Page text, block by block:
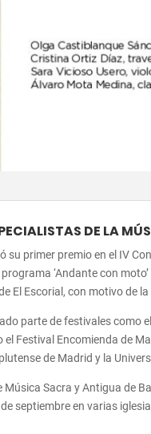
DE LA
su primer premio en el IV
‘Andante con
El Escorial, con motivo de
parte de festivales como
el Festival Encomienda de
de Madrid y la
Música Sacra y Antigua de
septiembre en varias